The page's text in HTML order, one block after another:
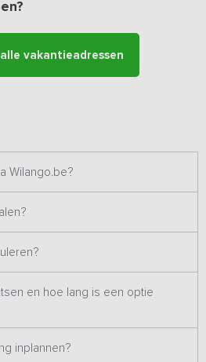
vakantiewoning is gelegen nabij
met het voeren van de kleine
koeien, de verse boerderijmelk is
wordt in verschillende
op onze website. Het kan daardoor
met vergelijkbare foto's.
vakantieadressen
Wilango.be?
en hoe lang is een optie
inplannen?